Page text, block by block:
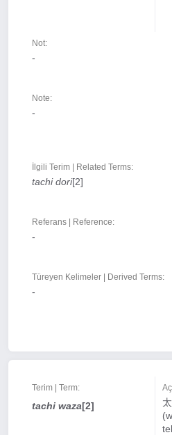
Not:
-
Note:
-
İlgili Terim | Related Terms:
tachi dori[2]
Referans | Reference:
-
Türeyen Kelimeler | Derived Terms:
-
Terim | Term:
tachi waza[2]